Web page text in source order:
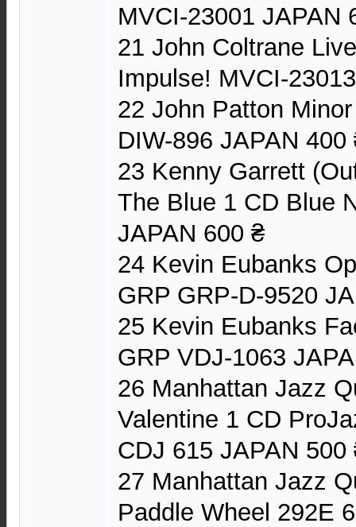
MVCI-23001 JAPAN
21 John Coltrane
Impulse! MVCI-
22 John Patton
DIW-896 JAPAN 400
23 Kenny Garrett
The Blue 1 CD Blue
JAPAN 600 ₴
24 Kevin Eubanks
GRP GRP-D-9520
25 Kevin Eubanks
GRP VDJ-1063
26 Manhattan Jazz
Valentine 1 CD
CDJ 615 JAPAN 500
27 Manhattan Jazz
Paddle Wheel 292E